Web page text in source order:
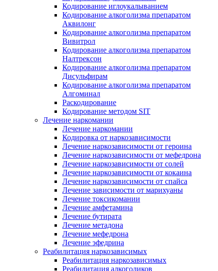
Кодирование иглоукалыванием
Кодирование алкоголизма препаратом
Аквилонг
Кодирование алкоголизма препаратом
Вивитрол
Кодирование алкоголизма препаратом
Налтрексон
Кодирование алкоголизма препаратом
Дисульфирам
Кодирование алкоголизма препаратом
Алгоминал
Раскодирование
Кодирование методом SIT
Лечение наркомании
Лечение наркомании
Кодировка от наркозависимости
Лечение наркозависимости от героина
Лечение наркозависимости от мефедрона
Лечение наркозависимости от солей
Лечение наркозависимости от кокаина
Лечение наркозависимости от спайса
Лечение зависимости от марихуаны
Лечение токсикомании
Лечение амфетамина
Лечение бутирата
Лечение метадона
Лечение мефедрона
Лечение эфедрина
Реабилитация наркозависимых
Реабилитация наркозависимых
Реабилитация алкоголиков